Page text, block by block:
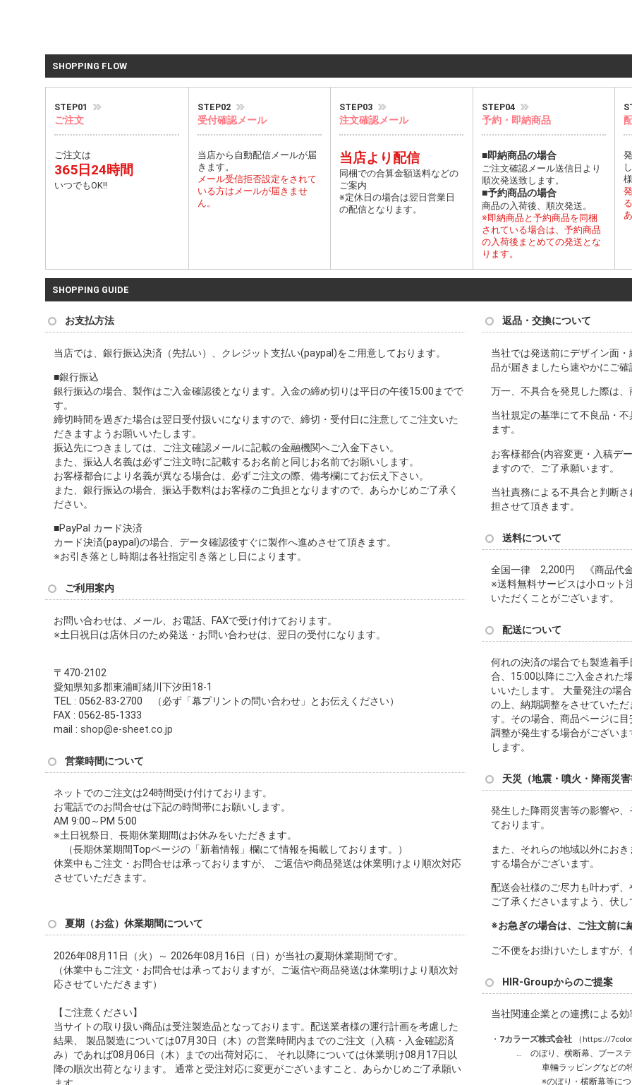
SHOPPING FLOW
STEP01
ご注文
ご注文は
365日24時間
いつでもOK!!
STEP02
受付確認メール
当店から自動配信メールが届
きます。
メール受信拒否設定をされて
いる方はメールが届きませ
ん。
STEP03
注文確認メール
当店より配信
同梱での合算金額送料などの
ご案内
※定休日の場合は翌日営業日
の配信となります。
STEP04
予約・即納商品
■即納商品の場合
ご注文確認メール送信日より
順次発送致します。
■予約商品の場合
商品の入荷後、順次発送。
※即納商品と予約商品を同梱
されている場合は、予約商品
の入荷後まとめての発送とな
ります。
SHOPPING GUIDE
お支払方法
当店では、銀行振込決済（先払い）、クレジット支払い(paypal)をご用意しております。
■銀行振込
銀行振込の場合、製作はご入金確認後となります。入金の締め切りは平日の午後15:00までで
す。
締切時間を過ぎた場合は翌日受付扱いになりますので、締切・受付日に注意してご注文いた
だきますようお願いいたします。
振込先につきましては、ご注文確認メールに記載の金融機関へご入金下さい。
また、振込人名義は必ずご注文時に記載するお名前と同じお名前でお願いします。
お客様都合により名義が異なる場合は、必ずご注文の際、備考欄にてお伝え下さい。
また、銀行振込の場合、振込手数料はお客様のご負担となりますので、あらかじめご了承く
ださい。
■PayPal カード決済
カード決済(paypal)の場合、データ確認後すぐに製作へ進めさせて頂きます。
※お引き落とし時期は各社指定引き落とし日によります。
ご利用案内
お問い合わせは、メール、お電話、FAXで受け付けております。
※土日祝日は店休日のため発送・お問い合わせは、翌日の受付になります。
〒470-2102
愛知県知多郡東浦町緒川下汐田18-1
TEL : 0562-83-2700 （必ず「幕プリントの問い合わせ」とお伝えください）
FAX : 0562-85-1333
mail : shop@e-sheet.co.jp
営業時間について
ネットでのご注文は24時間受け付けております。
お電話でのお問合せは下記の時間帯にお願いします。
AM 9:00～PM 5:00
※土日祝祭日、長期休業期間はお休みをいただきます。
（長期休業期間Topページの「新着情報」欄にて情報を掲載しております。）
休業中もご注文・お問合せは承っておりますが、 ご返信や商品発送は休業明けより順次対応
させていただきます。
夏期（お盆）休業期間について
2026年08月11日（火）～ 2026年08月16日（日）が当社の夏期休業期間です。
（休業中もご注文・お問合せは承っておりますが、ご返信や商品発送は休業明けより順次対
応させていただきます）
【ご注意ください】
当サイトの取り扱い商品は受注製造品となっております。配送業者様の運行計画を考慮した
結果、 製品製造については07月30日（木）の営業時間内までのご注文（入稿・入金確認済
み）であれば08月06日（木）までの出荷対応に、 それ以降については休業明け08月17日以
降の順次出荷となります。 通常と受注対応に変更がございますこと、あらかじめご了承願い
返品・交換について
当社では発送前にデザイン面
品が届きましたら速やかにご確
万一、不具合を発見した際は
当社規定の基準にて不良品・
ます。
お客様都合(内容変更・入稿デ
ますので、ご了承願います。
当社責務による不具合と判断
担させて頂きます。
送料について
全国一律 2,200円 《商品代金
※送料無料サービスは小ロット
いただくことがございます。
配送について
何れの決済の場合でも製造着
合、15:00以降にご入金された
いいたします。 大量発注の場
の上、納期調整をさせていた
す。その場合、商品ページに
調整が発生する場合がござい
します。
天災（地震・噴火・降雨災
発生した降雨災害等の影響や
ております。
また、それらの地域以外にお
する場合がございます。
配送会社様のご尽力も叶わず
ご了承くださいますよう、伏し
※お急ぎの場合は、ご注文前に
ご不便をお掛けいたしますが、
HIR-Groupからのご提案
当社関連企業との連携による効
・ 7カラーズ株式会社 （ https://
… のぼり、横断幕、ブーステン
車輛ラッピングなどの特
※のぼり・横断幕等について